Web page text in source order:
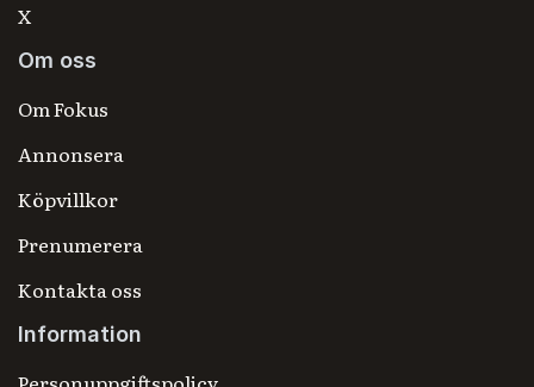
X
Om oss
Om Fokus
Annonsera
Köpvillkor
Prenumerera
Kontakta oss
Information